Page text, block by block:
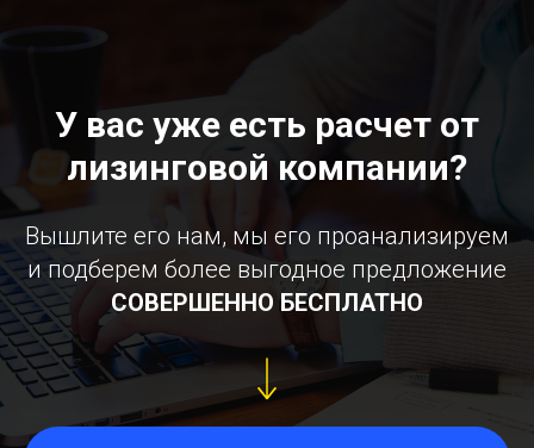
У вас уже есть расчет от
лизинговой компании?
Вышлите его нам, мы его проанализируем
и подберем более выгодное предложение
СОВЕРШЕННО БЕСПЛАТНО